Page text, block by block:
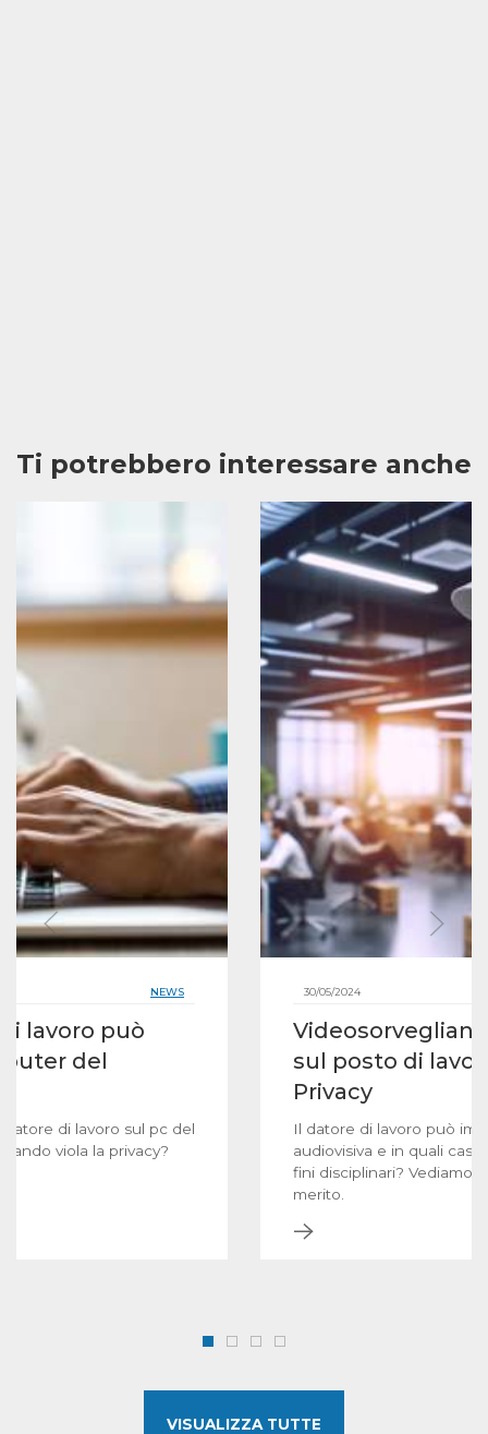
Ti potrebbero interessare anche
NEWS
lavoro può
del
di lavoro sul pc del
viola la privacy?
30/05/2024
sul posto di
Privacy
Il datore di lavoro può
audiovisiva e in quali casi
fini disciplinari? Vediamo
merito.
VISUALIZZA TUTTE